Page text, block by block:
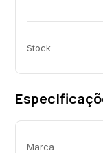
Stock
Marca